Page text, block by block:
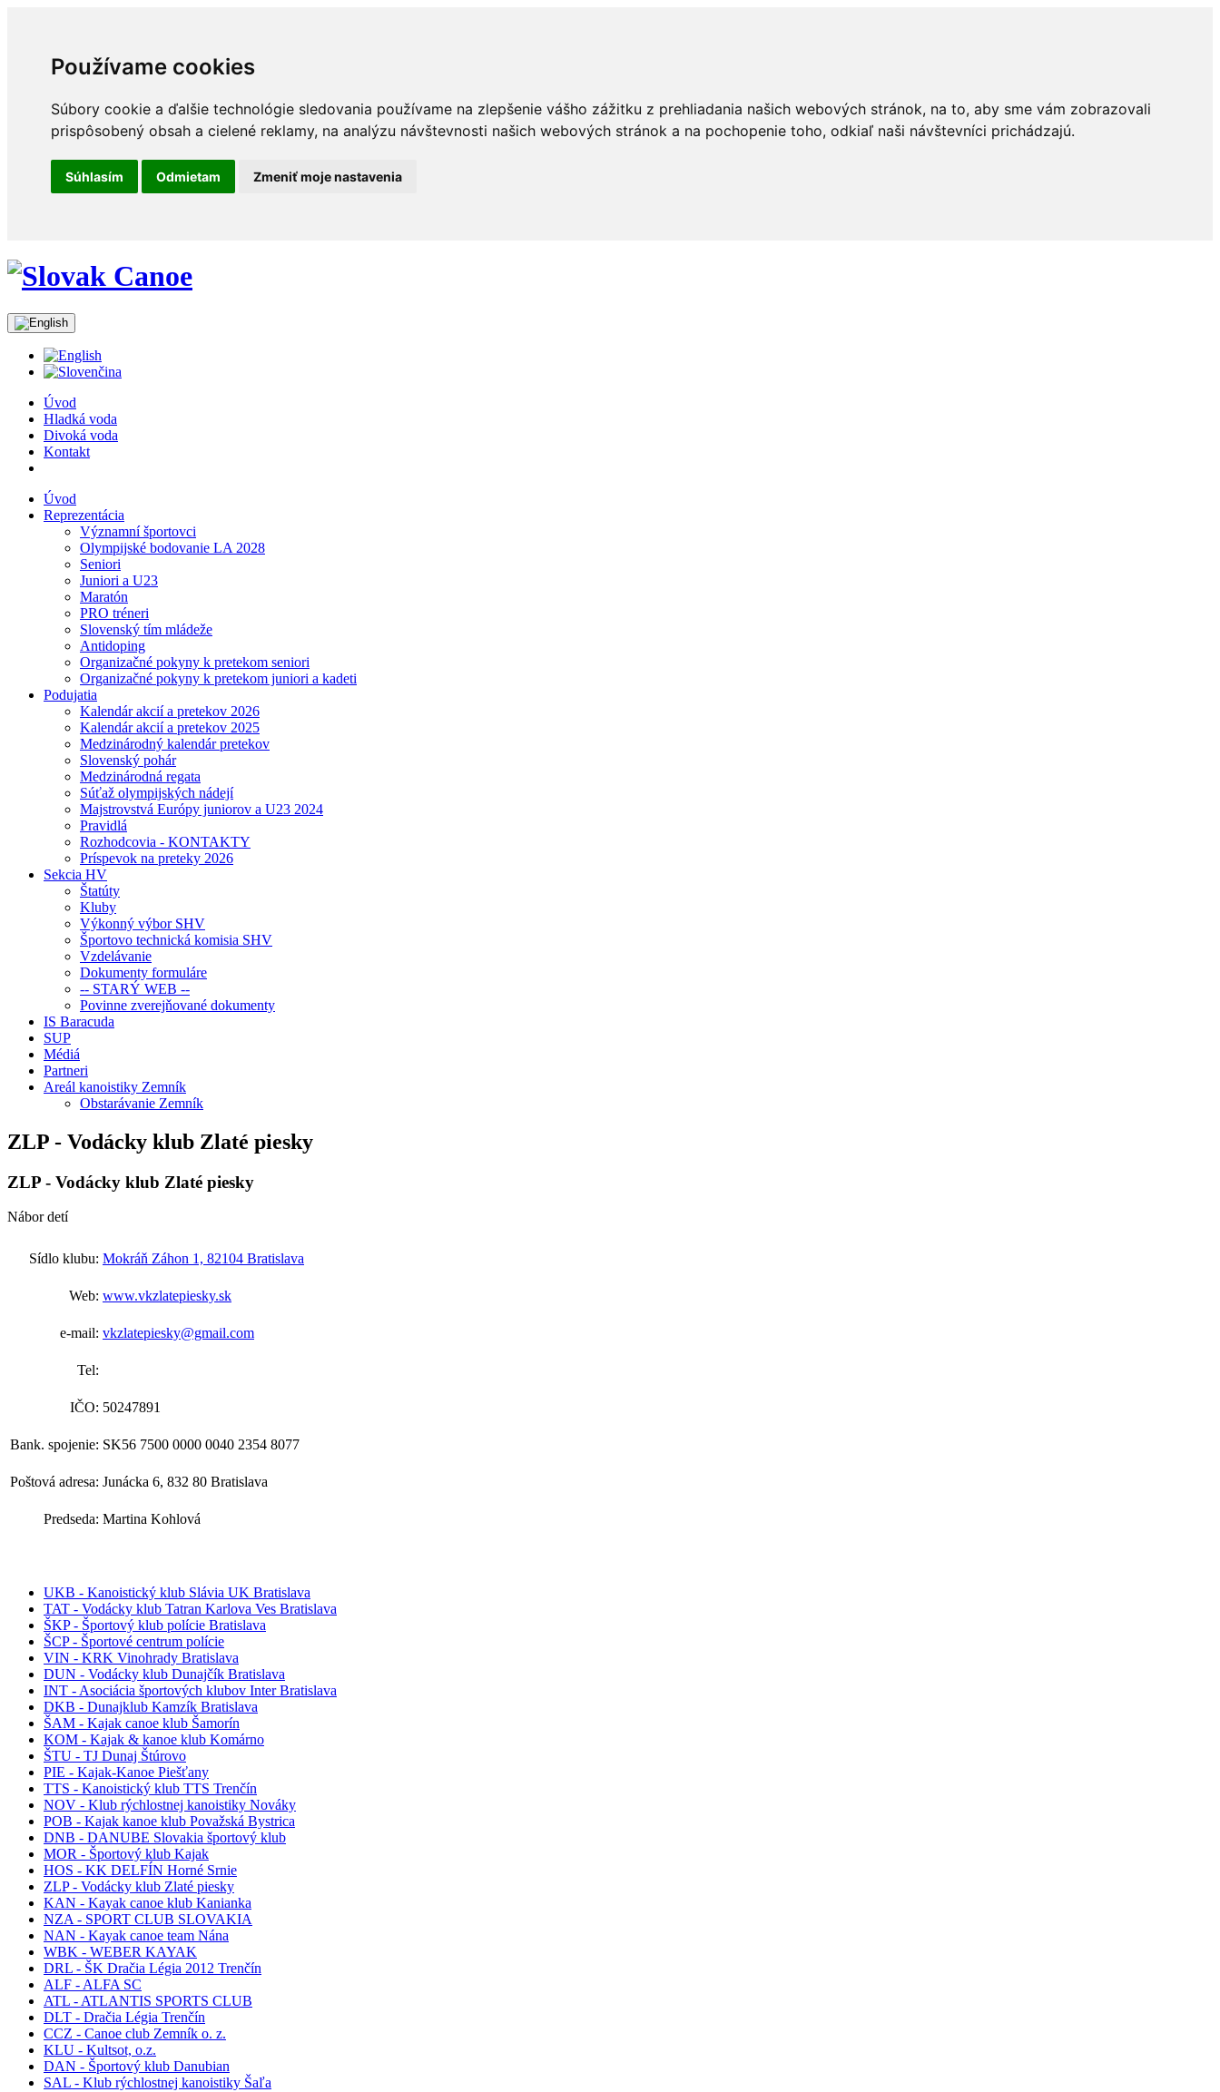
Používame cookies
Súbory cookie a ďalšie technológie sledovania používame na zlepšenie vášho zážitku z prehliadania našich webových stránok, na to, aby sme vám zobrazovali
prispôsobený obsah a cielené reklamy, na analýzu návštevnosti našich webových stránok a na pochopenie toho, odkiaľ naši návštevníci prichádzajú.
Súhlasím Odmietam Zmeniť moje nastavenia
Úvod
Hladká voda
Divoká voda
Kontakt
Úvod
Reprezentácia
Významní športovci
Olympijské bodovanie LA 2028
Seniori
Juniori a U23
Maratón
PRO tréneri
Slovenský tím mládeže
Antidoping
Organizačné pokyny k pretekom seniori
Organizačné pokyny k pretekom juniori a kadeti
Podujatia
Kalendár akcií a pretekov 2026
Kalendár akcií a pretekov 2025
Medzinárodný kalendár pretekov
Slovenský pohár
Medzinárodná regata
Súťaž olympijských nádejí
Majstrovstvá Európy juniorov a U23 2024
Pravidlá
Rozhodcovia - KONTAKTY
Príspevok na preteky 2026
Sekcia HV
Štatúty
Kluby
Výkonný výbor SHV
Športovo technická komisia SHV
Vzdelávanie
Dokumenty formuláre
-- STARÝ WEB --
Povinne zverejňované dokumenty
IS Baracuda
SUP
Médiá
Partneri
Areál kanoistiky Zemník
Obstarávanie Zemník
ZLP - Vodácky klub Zlaté piesky
ZLP - Vodácky klub Zlaté piesky
Nábor detí
Sídlo klubu: Mokráň Záhon 1, 82104 Bratislava
Web: www.vkzlatepiesky.sk
e-mail: vkzlatepiesky@gmail.com
Tel:
IČO: 50247891
Bank. spojenie: SK56 7500 0000 0040 2354 8077
Poštová adresa: Junácka 6, 832 80 Bratislava
Predseda: Martina Kohlová
UKB - Kanoistický klub Slávia UK Bratislava
TAT - Vodácky klub Tatran Karlova Ves Bratislava
ŠKP - Športový klub polície Bratislava
ŠCP - Športové centrum polície
VIN - KRK Vinohrady Bratislava
DUN - Vodácky klub Dunajčík Bratislava
INT - Asociácia športových klubov Inter Bratislava
DKB - Dunajklub Kamzík Bratislava
ŠAM - Kajak canoe klub Šamorín
KOM - Kajak & kanoe klub Komárno
ŠTU - TJ Dunaj Štúrovo
PIE - Kajak-Kanoe Piešťany
TTS - Kanoistický klub TTS Trenčín
NOV - Klub rýchlostnej kanoistiky Nováky
POB - Kajak kanoe klub Považská Bystrica
DNB - DANUBE Slovakia športový klub
MOR - Športový klub Kajak
HOS - KK DELFÍN Horné Srnie
ZLP - Vodácky klub Zlaté piesky
KAN - Kayak canoe klub Kanianka
NZA - SPORT CLUB SLOVAKIA
NAN - Kayak canoe team Nána
WBK - WEBER KAYAK
DRL - ŠK Dračia Légia 2012 Trenčín
ALF - ALFA SC
ATL - ATLANTIS SPORTS CLUB
DLT - Dračia Légia Trenčín
CCZ - Canoe club Zemník o. z.
KLU - Kultsot, o.z.
DAN - Športový klub Danubian
SAL - Klub rýchlostnej kanoistiky Šaľa